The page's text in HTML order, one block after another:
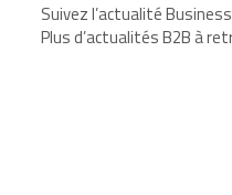
Suivez l’actualité
Plus d’actualités B2B à